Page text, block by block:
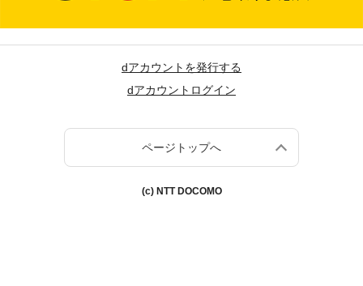
dアカウントを発行する
dアカウントログイン
ページトップへ
(c) NTT DOCOMO